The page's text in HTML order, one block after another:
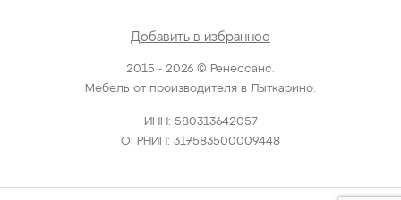
2015 - 2026 © Ренессанс.
Мебель от производителя в Лыткарино.
ИНН: 580313642057
ОГРНИП: 317583500009448
Добавить в избранное